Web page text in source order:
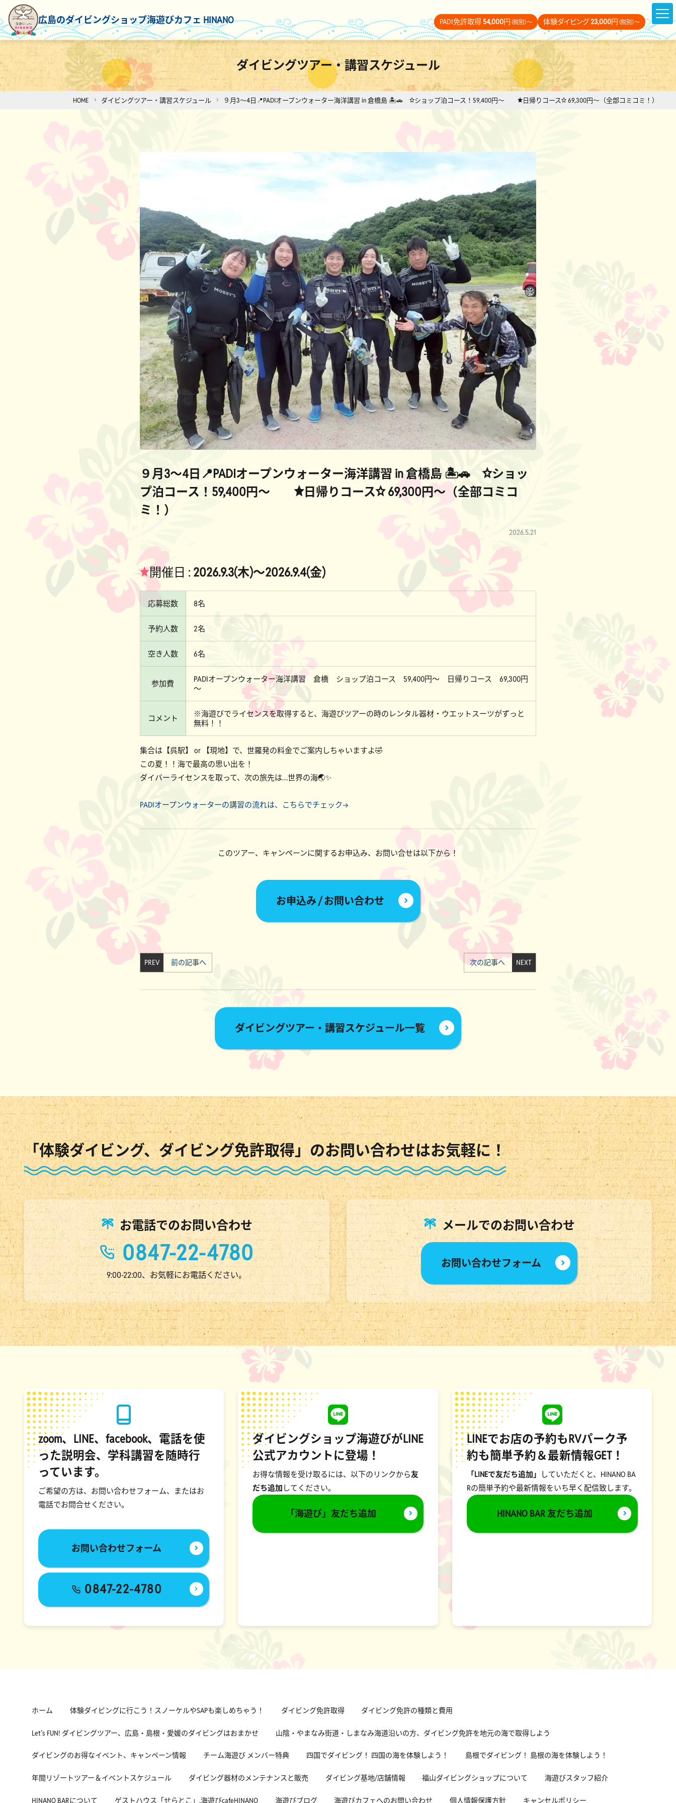
広島のダイビングショップ海遊びカフェ HINANO PADI免許取得54,000円 （税別）～ 体験ダイビング23,000円 （税別）～
ダイビングツアー・講習スケジュール
HOME ダイビングツアー・講習スケジュール ９月3～4日📍PADIオープンウォーター海洋講習 in 倉橋島 🏝🚗 ☆ショップ泊コース！59,400円～ ★日帰りコース☆ 69,300円～（全部コミコミ！）
９月3～4日📍PADIオープンウォーター海洋講習 in 倉橋島 🏝🚗 ☆ショッ
プ泊コース！59,400円～ ★日帰りコース☆ 69,300円～（全部コミコ
ミ！）
2026.5.21
★開催日 : 2026.9.3(木)～2026.9.4(金)
応募総数 8名
予約人数 2名
空き人数 6名
参加費
PADIオープンウォーター海洋講習 倉橋 ショップ泊コース 59,400円～ 日帰りコース 69,300円
～
コメント
※海遊びでライセンスを取得すると、海遊びツアーの時のレンタル器材・ウエットスーツがずっと
無料！！
集合は【呉駅】 or 【現地】で、世羅発の料金でご案内しちゃいますよ🤣
この夏！！海で最高の思い出を！
ダイバーライセンスを取って、次の旅先は…世界の海🌏✨
PADIオープンウォーターの講習の流れは、こちらでチェック→
このツアー、キャンペーンに関するお申込み、お問い合せは以下から！
お申込み / お問い合わせ
PREV 前の記事へ NEXT
次の記事へ
ダイビングツアー・講習スケジュール一覧
「体験ダイビング、ダイビング免許取得」のお問い合わせはお気軽に！
お電話でのお問い合わせ
0847-22-4780
9:00-22:00、お気軽にお電話ください。
メールでのお問い合わせ
お問い合わせフォーム
zoom、LINE、facebook、電話を使
った説明会、学科講習を随時行
っています。
ご希望の方は、お問い合わせフォーム、またはお
電話でお問合せください。
お問い合わせフォーム
0847-22-4780
ダイビングショップ海遊びがLINE
公式アカウントに登場！
お得な情報を受け取るには、以下のリンクから友
だち追加 してください。
「海遊び」友だち追加
LINEでお店の予約もRVパーク予
約も簡単予約＆最新情報GET！
「LINEで友だち追加」
していただくと、HINANO BA
Rの簡単予約や最新情報をいち早く配信致します。
HINANO BAR 友だち追加
ホーム 体験ダイビングに行こう！スノーケルやSAPも楽しめちゃう！ ダイビング免許取得 ダイビング免許の種類と費用
Let’s FUN! ダイビングツアー、広島・島根・愛媛のダイビングはおまかせ 山陰・やまなみ街道・しまなみ海道沿いの方、ダイビング免許を地元の海で取得しよう
ダイビングのお得なイベント、キャンペーン情報 チーム海遊び メンバー特典 四国でダイビング！ 四国の海を体験しよう！ 島根でダイビング！ 島根の海を体験しよう！
年間リゾートツアー＆イベントスケジュール ダイビング器材のメンテナンスと販売 ダイビング基地/店舗情報 福山ダイビングショップについて 海遊びスタッフ紹介
HINANO BARについて ゲストハウス「せらとこ」,海遊びcafeHINANO 海遊びブログ 海遊びカフェへのお問い合わせ 個人情報保護方針 キャンセルポリシー